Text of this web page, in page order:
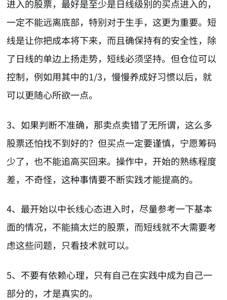
进入的股票，最好是至少是日线级别的买点进入的，
一定不能远离底部，特别对于生手，这更为重要。短
线是让你把成本将下来，而且确保持有的安全性，除
了日线的单边上扬走势，短线必须坚持。但仓位可以
控制，例如用其中的1/3，慢慢养成好习惯以后，就
可以更随心所欲一点。
3、如果判断不准确，那卖点卖错了无所谓，这么多
股票还怕找不到好的？但买点一定要谨慎，宁愿筹码
少了，也不能追高买回来。操作中，开始的熟练程度
差，不奇怪，这种事情要不断实践才能提高的。
4、最开始以中长线心态进入时，尽量参考一下基本
面的情况，不能搞太烂的股票，而短线就不大需要考
虑这些问题，只看技术就可以。
5、不要有依赖心理，只有自己在实践中成为自己一
部分的，才是真实的。